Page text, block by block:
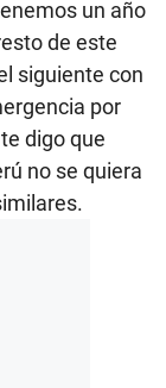
un año
de este
siguiente con
por
digo que
no se quiera